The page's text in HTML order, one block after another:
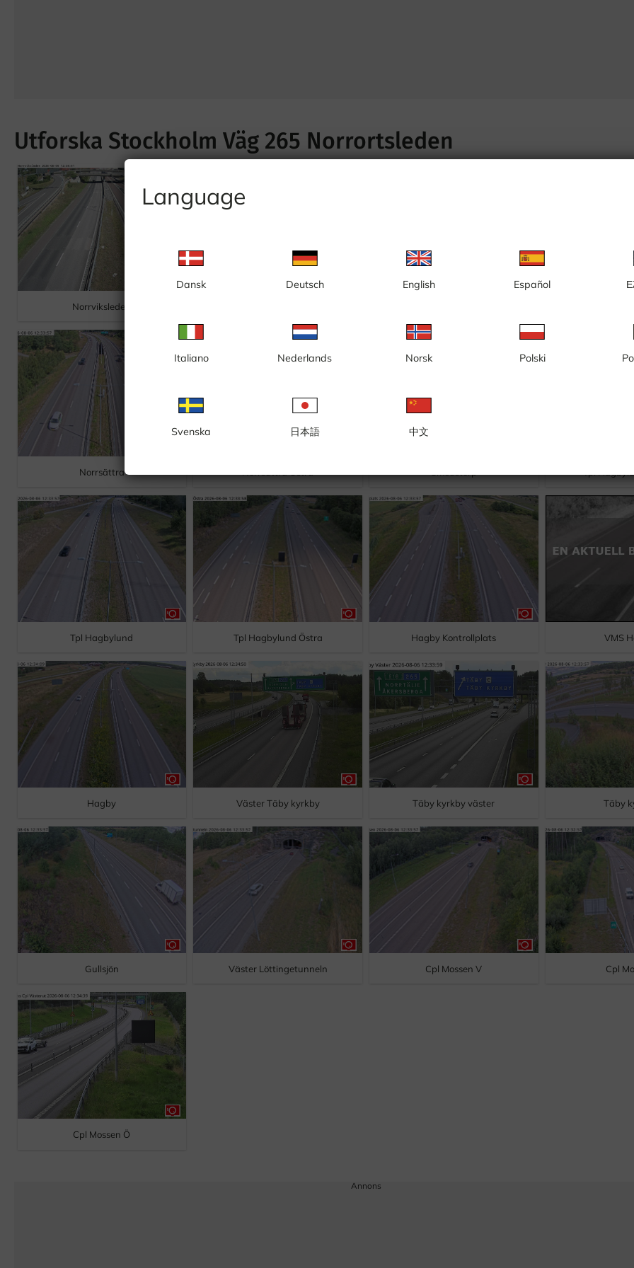
Language
Dansk Deutsch English Español
Italiano Nederlands Norsk Polski
Svenska 日本語 中文
Utforska Stockholm Väg 265 Norrortsleden
Norrviksleden
Norrsättra
Tpl Hagbylund Tpl Hagbylund Östra Hagby Kontrollplats VMS
Hagby Väster Täby kyrkby Täby kyrkby väster Täby
Gullsjön Väster Löttingetunneln Cpl Mossen V Cpl
Cpl Mossen Ö
Annons